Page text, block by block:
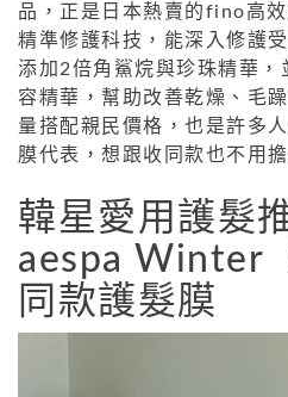
品，正是日本熱賣的fino高效
精準修護科技，能深入修護
添加2倍角鯊烷與珍珠精華，
容精華，幫助改善乾燥、毛
量搭配親民價格，也是許多
膜代表，想跟收同款也不用
韓星愛用護髮
aespa Winter
同款護髮膜